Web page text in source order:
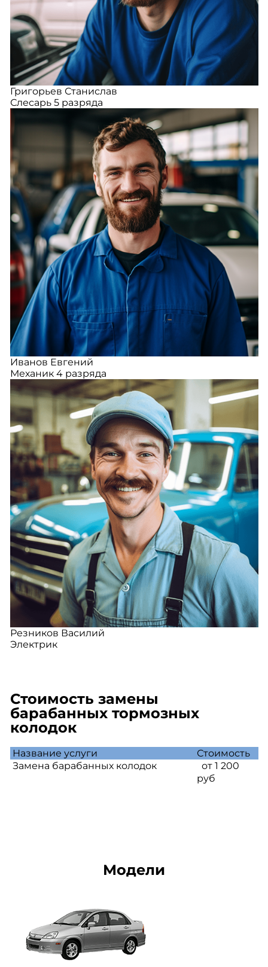
Григорьев Станислав
Слесарь 5 разряда
Иванов Евгений
Механик 4 разряда
Резников Василий
Электрик
Стоимость замены
барабанных тормозных
колодок
Название услуги
Стоимость
Замена барабанных колодок
от 1 200
руб
Модели